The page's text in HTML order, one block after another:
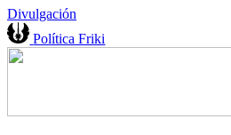
Divulgación
Política Friki